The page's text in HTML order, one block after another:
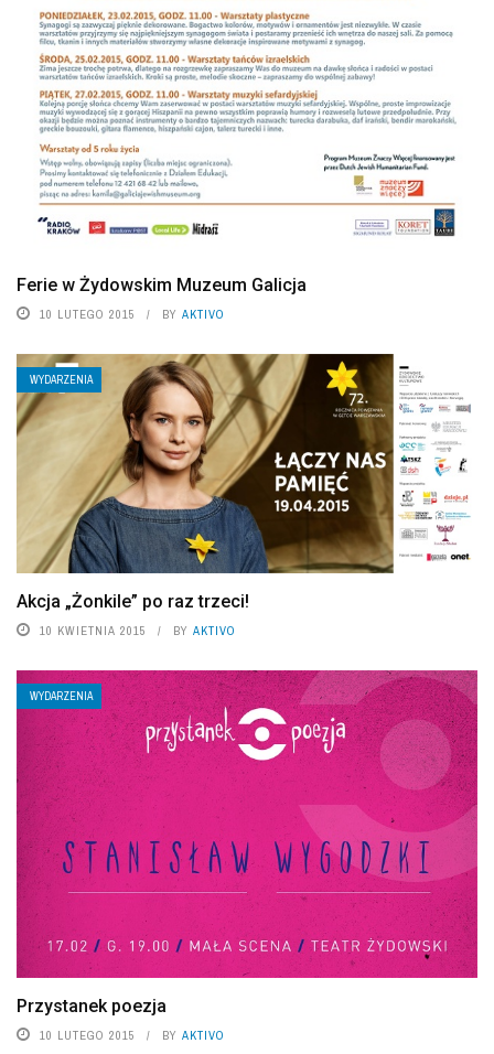
Ferie w Żydowskim Muzeum Galicja
10 LUTEGO 2015 BY AKTIVO
WYDARZENIA
Akcja „Żonkile” po raz trzeci!
10 KWIETNIA 2015 BY AKTIVO
WYDARZENIA
Przystanek poezja
10 LUTEGO 2015 BY AKTIVO